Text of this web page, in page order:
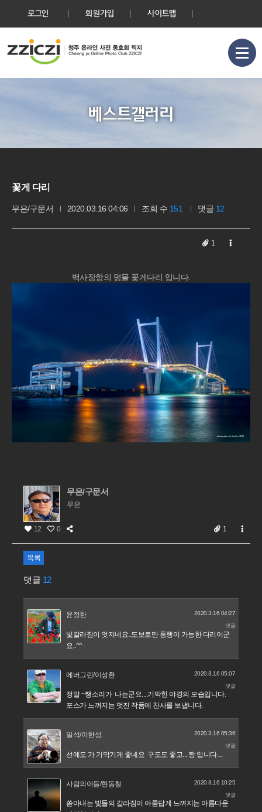
로그인 회원가입 사이트맵
베스트갤러리
꽃게 다리
무은/구문서 2020.03.16 04:06 조회 수 151 댓글 12
1
백사장항의 명물 꽃게다리 입니다.
무은/구문서
무은
12 0 1
목록
댓글 12
윤정한 2020.3.16 04:27
댓글
빛갈라짐이 멋지네요..도보로만 통행이 가능한 다리이군
요..^^
에버그린/이성환 2020.3.16 05:07
댓글
정말 ~쨍소리가 나는군요....기막힌 야경의 모습입니다.
포스가 느껴지는 멋진 작품에 찬사를 보냅니다.
일석/이한성. 2020.3.16 05:36
댓글
선예도 가 기막기게 좋네요 구도도 좋고... 짱 입니다....
사람의아들/현동철 2020.3.16 10:25
댓글
쏟아내는 빛들의 갈라짐이 아름답게 느껴지는 아름다운